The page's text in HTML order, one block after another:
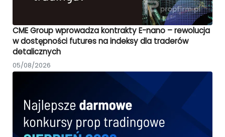
CME Group wprowadza kontrakty E-nano – rewolucja
w dostępności futures na indeksy dla traderów
detalicznych
05/08/2026